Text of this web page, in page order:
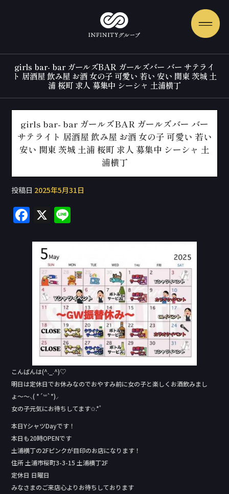
girls bar- bar ガールズBAR ガールズバー バー サテライ
ト 居酒屋 飲み屋 お酒 女の子 可愛い 若い 安い 関東 茨城 土
浦 桜町 求人 募集中 シーシャ 土浦横丁
girls bar- bar ガールズBAR ガールズバー バー
サテライト 居酒屋 飲み屋 お酒 女の子 可愛い 若い
安い 関東 茨城 土浦 桜町 求人 募集中 シーシャ 土
浦横丁
投稿日 2025年5月31日
F
c
e
b
o
k
X
e
こんばんは(^._.^)♡
明日は定休日でお休みなのでおやすみ前に女の子と楽しくお酒飲みまし
ょ〜〜⸜( *´꒳`*)⸝
女の子元気にお待ちしてます✩.*˚
本日YシャツDay‬です！
本日も20時OPENです
土浦横丁の2Fピンクが目印のお店になります！
住所 土浦市桜町3-3-15 土浦横丁2F
定休日 日曜日
みなさまのご来店心よりお待ちしております